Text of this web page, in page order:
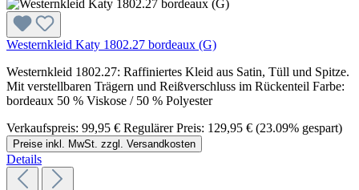
Westernkleid Katy 1802.27 bordeaux (G)
Westernkleid 1802.27: Raffiniertes Kleid aus Satin, Tüll und Spitze.
Mit verstellbaren Trägern und Reißverschluss im Rückenteil Farbe:
bordeaux 50 % Viskose / 50 % Polyester
Verkaufspreis: 99,95 € Regulärer Preis: 129,95 € (23.09% gespart)
Preise inkl. MwSt. zzgl. Versandkosten
Details